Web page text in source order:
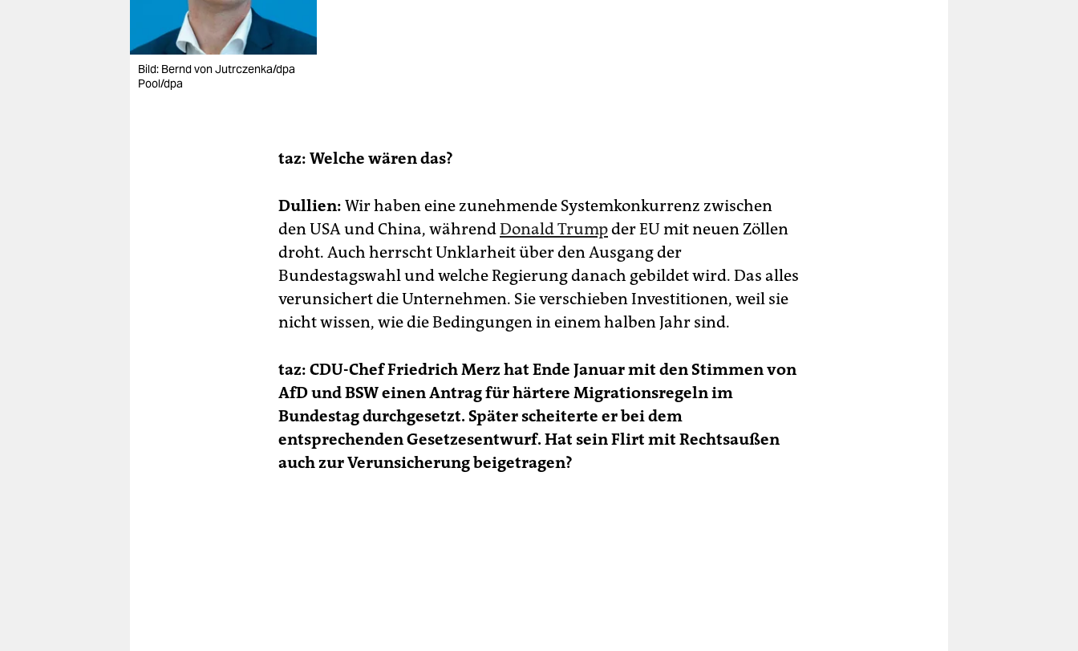
Bild: Bernd von Jutrczenka/dpa
Pool/dpa
taz: Welche wären das?
Dullien: Wir haben eine zunehmende Systemkonkurrenz zwischen
den USA und China, währendDonald Trumpder EU mit neuen Zöllen
droht. Auch herrscht Unklarheit über den Ausgang der
Bundestagswahl und welche Regierung danach gebildet wird. Das alles
verunsichert die Unternehmen. Sie verschieben Investitionen, weil sie
nicht wissen, wie die Bedingungen in einem halben Jahr sind.
taz: CDU-Chef Friedrich Merz hat Ende Januar mit den Stimmen von
AfD und BSW einen Antrag für härtere Migrationsregeln im
Bundestag durchgesetzt. Später scheiterte er bei dem
entsprechenden Gesetzesentwurf. Hat sein Flirt mit Rechtsaußen
auch zur Verunsicherung beigetragen?